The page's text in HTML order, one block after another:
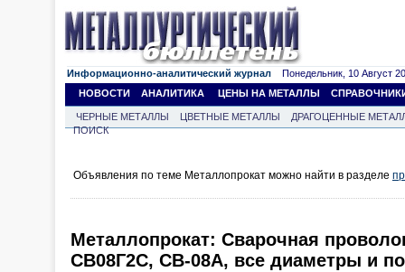
Информационно-аналитический журнал Понедельник, 10 Август
НОВОСТИ
АНАЛИТИКА ЦЕНЫ НА МЕТАЛЛЫ
ЧЕРНЫЕ МЕТАЛЛЫ ЦВЕТНЫЕ МЕТАЛЛЫ
ДРАГОЦЕННЫЕ
ПОИСК
Объявления по теме Металлопрокат можно найти в разделе
Металлопрокат: Cварочная
СВ08Г2С, СВ-08А, все диаметры и